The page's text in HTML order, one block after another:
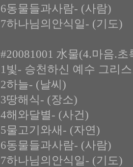
6동물들과사람- (사람)
7하나님의안식일- (기도)
#20081001 水물(4.마음.초
1빛- 승천하신 예수 그리
2하늘- (날씨)
3땅해식- (장소)
4해와달별- (사건)
5물고기와새- (자연)
6동물들과사람- (사람)
7하나님의안식일- (기도)